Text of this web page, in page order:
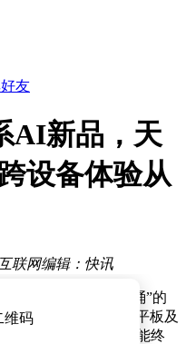
友
AI新品，天
设备体验从
联网编辑：快讯
，揭开其“AI 全家桶”的
盖手机、折叠屏、平板及
，标志着联想在智能终